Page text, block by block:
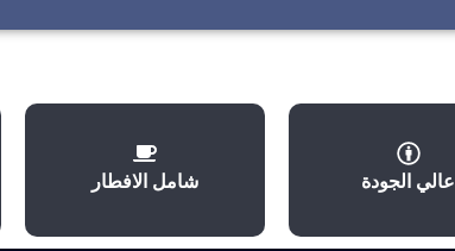
عالي الجودة شامل الافطار